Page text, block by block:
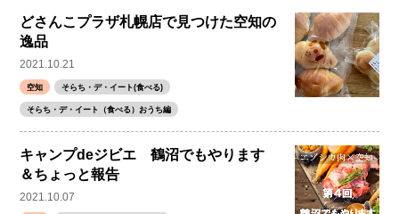
どさんこプラザ札幌店で見つけた空知の
逸品
2021.10.21
空知 そらち・デ・イート(食べる)
そらち・デ・イート（食べる）おうち編
キャンプdeジビエ 鶴沼でもやります
＆ちょっと報告
2021.10.07